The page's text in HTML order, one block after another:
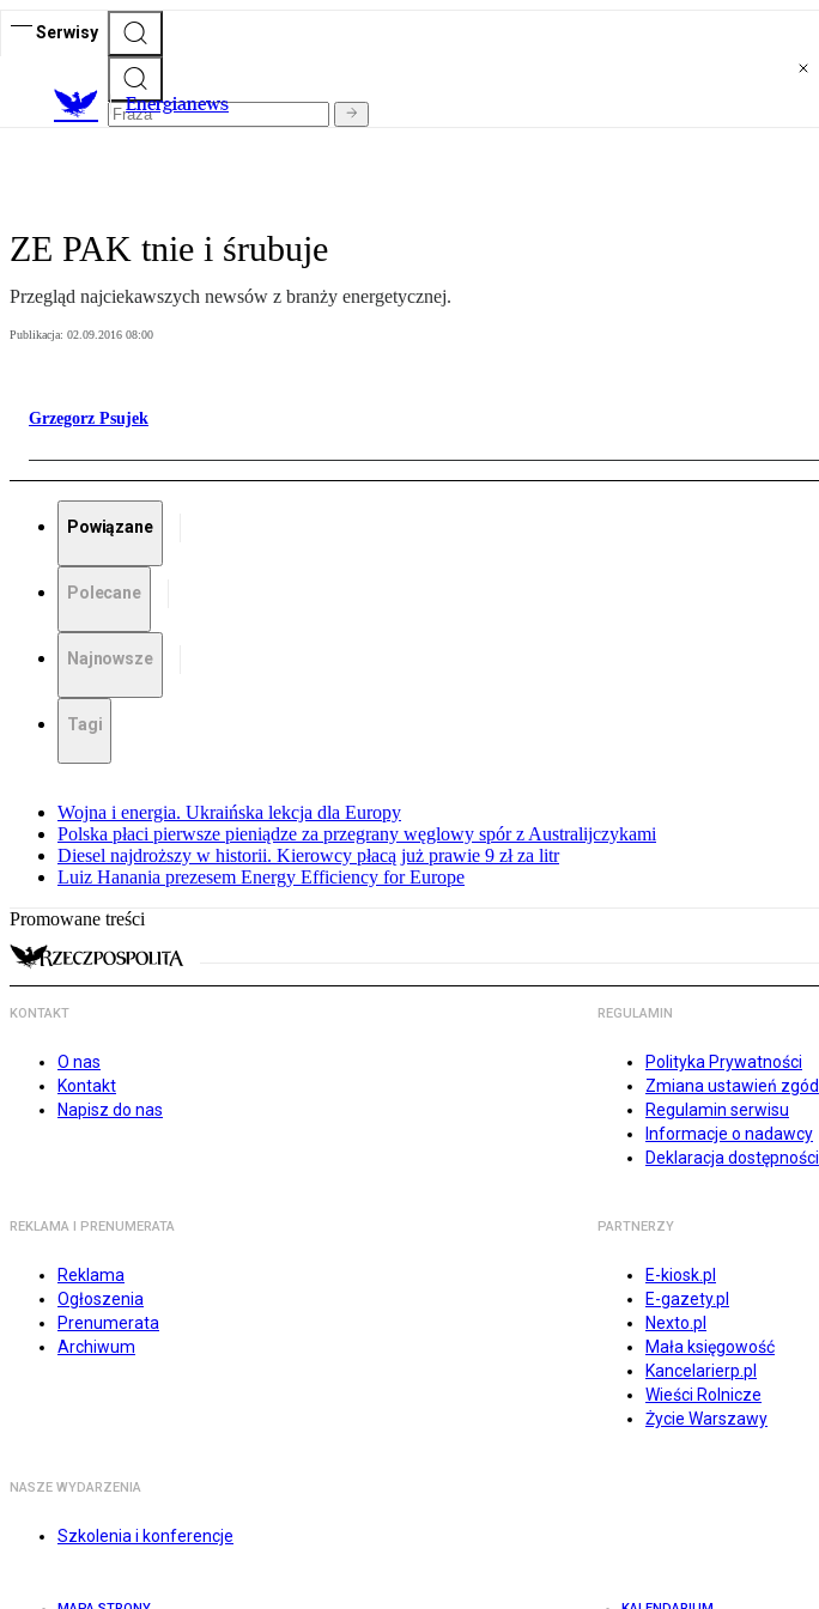
Serwisy
Energianews
ZE PAK tnie i śrubuje
Przegląd najciekawszych newsów z branży energetycznej.
Publikacja: 02.09.2016 08:00
Grzegorz Psujek
Powiązane
Polecane
Najnowsze
Tagi
Wojna i energia. Ukraińska lekcja dla Europy
Polska płaci pierwsze pieniądze za przegrany węglowy spór z Australijczykami
Diesel najdroższy w historii. Kierowcy płacą już prawie 9 zł za litr
Luiz Hanania prezesem Energy Efficiency for Europe
Promowane treści
KONTAKT
O nas
Kontakt
Napisz do nas
REGULAMIN
Polityka Prywatności
Zmiana ustawień zgód
Regulamin serwisu
Informacje o nadawcy
Deklaracja dostępności
REKLAMA I PRENUMERATA
Reklama
Ogłoszenia
Prenumerata
Archiwum
PARTNERZY
E-kiosk.pl
E-gazety.pl
Nexto.pl
Mała księgowość
Kancelarierp.pl
Wieści Rolnicze
Życie Warszawy
NASZE WYDARZENIA
Szkolenia i konferencje